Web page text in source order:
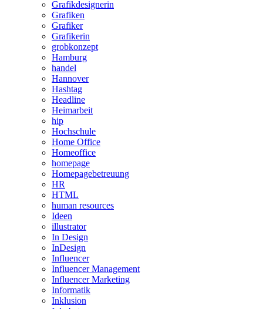
Grafikdesignerin
Grafiken
Grafiker
Grafikerin
grobkonzept
Hamburg
handel
Hannover
Hashtag
Headline
Heimarbeit
hip
Hochschule
Home Office
Homeoffice
homepage
Homepagebetreuung
HR
HTML
human resources
Ideen
illustrator
In Design
InDesign
Influencer
Influencer Management
Influencer Marketing
Informatik
Inklusion